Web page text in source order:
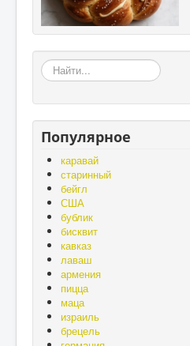
«Земля
–
а
хлеб
-
«Без
золота
проживёшь,
без
хлеба
нет».
Популярное
каравай
старинный
бейгл
США
бублик
бисквит
кавказ
лаваш
армения
пицца
маца
израиль
брецель